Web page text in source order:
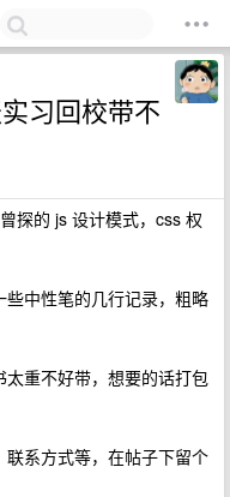
习回校带不
探的 js 设计模式，css 权
中性笔的几行记录，粗略
重不好带，想要的话打包
系方式等，在帖子下留个